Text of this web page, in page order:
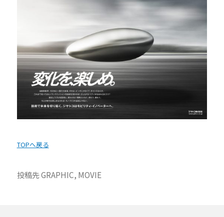
TOPへ戻る
投稿先GRAPHIC, MOVIE